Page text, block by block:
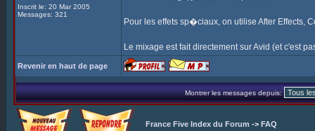
Inscrit le: 20 Mar 2005
Messages: 321
Pour les effets sp�ciaux, on utilise After Effects,
Le mixage est fait directement sur Avid (et c'est
Revenir en haut de page
Montrer les messages depuis:
France Five Index du Forum -> FAQ